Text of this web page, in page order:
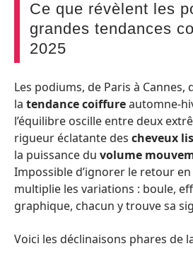
Ce que révèlent les
grandes tendances
2025
Les podiums, de Paris à
la tendance coiffureautomne-
l’équilibre oscille entre deux
rigueur éclatante des cheveux
la puissance du volume
Impossible d’ignorer le retour
multiplie les variations : boule,
graphique, chacun y trouve sa
Voici les déclinaisons phares de